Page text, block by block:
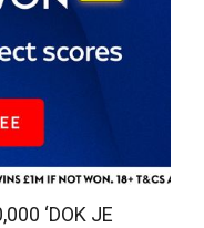
‘DOK JE